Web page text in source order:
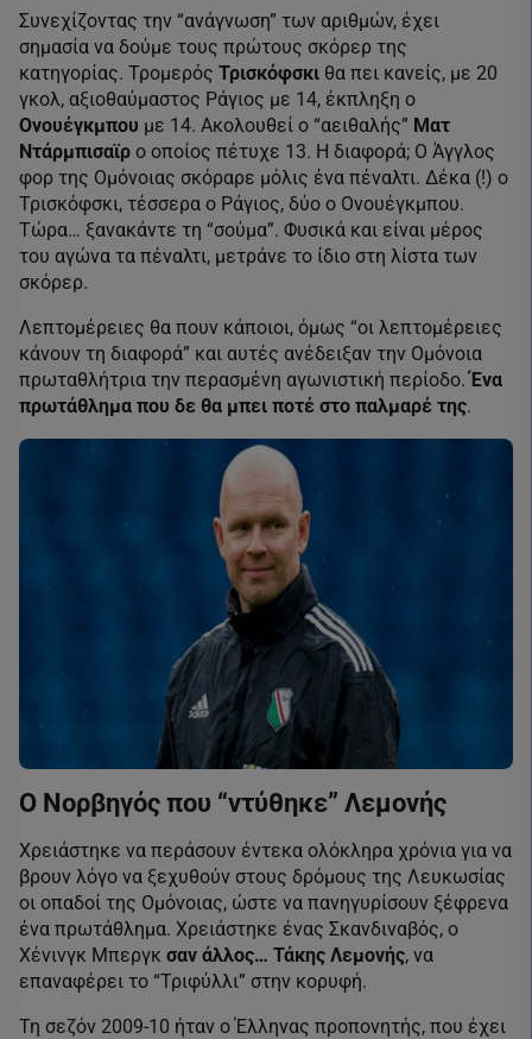
Συνεχίζοντας την “ανάγνωση” των αριθμών, έχει
σημασία να δούμε τους πρώτους σκόρερ της
κατηγορίας. Τρομερός Τρισκόφσκι θα πει κανείς, με 20
γκολ, αξιοθαύμαστος Ράγιος με 14, έκπληξη ο
Ονουέγκμπου με 14. Ακολουθεί ο “αειθαλής” Ματ
Ντάρμπισαϊρ ο οποίος πέτυχε 13. Η διαφορά; Ο Άγγλος
φορ της Ομόνοιας σκόραρε μόλις ένα πέναλτι. Δέκα (!) ο
Τρισκόφσκι, τέσσερα ο Ράγιος, δύο ο Ονουέγκμπου.
Τώρα… ξανακάντε τη “σούμα”. Φυσικά και είναι μέρος
του αγώνα τα πέναλτι, μετράνε το ίδιο στη λίστα των
σκόρερ.
Λεπτομέρειες θα πουν κάποιοι, όμως “οι λεπτομέρειες
κάνουν τη διαφορά” και αυτές ανέδειξαν την Ομόνοια
πρωταθλήτρια την περασμένη αγωνιστική περίοδο. Ένα
πρωτάθλημα που δε θα μπει ποτέ στο παλμαρέ της.
Ο Νορβηγός που “ντύθηκε” Λεμονής
Χρειάστηκε να περάσουν έντεκα ολόκληρα χρόνια για να
βρουν λόγο να ξεχυθούν στους δρόμους της Λευκωσίας
οι οπαδοί της Ομόνοιας, ώστε να πανηγυρίσουν ξέφρενα
ένα πρωτάθλημα. Χρειάστηκε ένας Σκανδιναβός, ο
Χένινγκ Μπεργκ σαν άλλος… Τάκης Λεμονής, να
επαναφέρει το “Τριφύλλι” στην κορυφή.
Τη σεζόν 2009-10 ήταν ο Έλληνας προπονητής, που έχει